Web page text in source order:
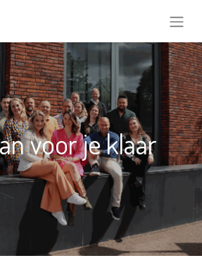
voor je klaar